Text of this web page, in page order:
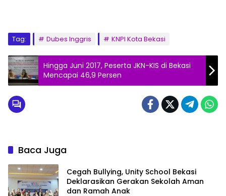
Tag: Dubes Inggris KNPI Kota Bekasi
Hingga Juni 2017, Peserta JKN-KIS di Bekasi
Mencapai 46,9 Persen
Baca Juga
Cegah Bullying, Unity School Bekasi
Deklarasikan Gerakan Sekolah Aman
dan Ramah Anak